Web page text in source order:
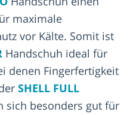
maximale
vor Kälte. Somit ist
Handschuh ideal für
denen Fingerfertigkeit
SHELL FULL
sich besonders gut für